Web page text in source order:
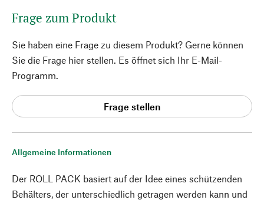
Allgemeine Informationen
Der ROLL PACK basiert auf der Idee eines schützenden
Behälters, der unterschiedlich getragen werden kann und
Frage zum Produkt
Sie haben eine Frage zu diesem Produkt? Gerne können
Sie die Frage hier stellen. Es öffnet sich Ihr E-Mail-
Programm.
Frage stellen